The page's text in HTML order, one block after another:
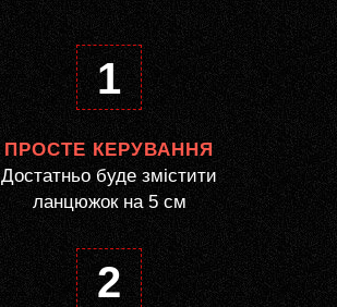
1
ПРОСТЕ КЕРУВАННЯ
Достатньо буде змістити
ланцюжок на 5 см
2